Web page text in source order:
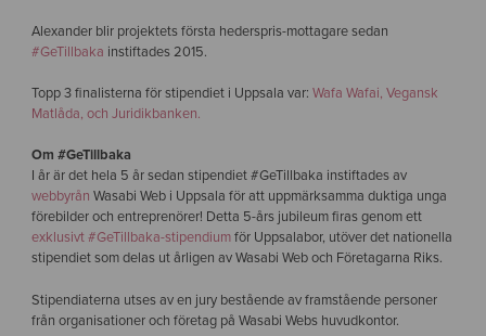
Alexander blir projektets första hederspris-mottagare sedan
#GeTillbaka instiftades 2015.
Topp 3 finalisterna för stipendiet i Uppsala var: Wafa Wafai, Vegansk
Matlåda, och Juridikbanken.
Om #GeTillbaka
I år är det hela 5 år sedan stipendiet #GeTillbaka instiftades av
webbyrån Wasabi Web i Uppsala för att uppmärksamma duktiga unga
förebilder och entreprenörer! Detta 5-års jubileum firas genom ett
exklusivt #GeTillbaka-stipendiumför Uppsalabor, utöver det nationella
stipendiet som delas ut årligen av Wasabi Web och Företagarna Riks.
Stipendiaterna utses av en jury bestående av framstående personer
från organisationer och företag på Wasabi Webs huvudkontor.